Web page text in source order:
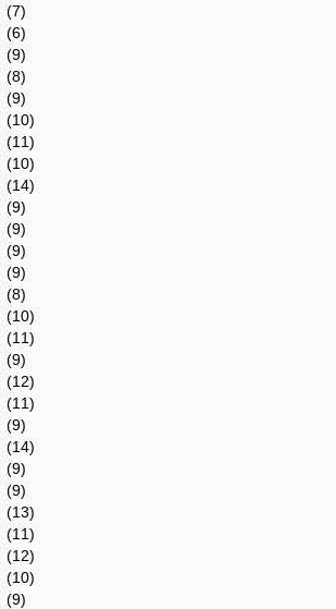
(7)
(6)
(9)
(8)
(9)
(10)
(11)
(10)
(14)
(9)
(9)
(9)
(9)
(8)
(10)
(11)
(9)
(12)
(11)
(9)
(14)
(9)
(9)
(13)
(11)
(12)
(10)
(9)